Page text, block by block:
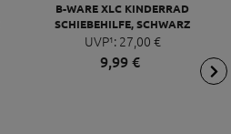
B-WARE XLC KINDERRAD
SCHIEBEHILFE, SCHWARZ
UVP¹: 27,00 €
9,99€